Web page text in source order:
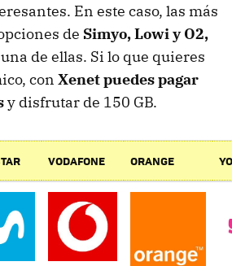
En este caso, las más
de Simyo, Lowi y O2,
de ellas. Si lo que quieres
con Xenet puedes pagar
y disfrutar de 150 GB.
VODAFONE ORANGE